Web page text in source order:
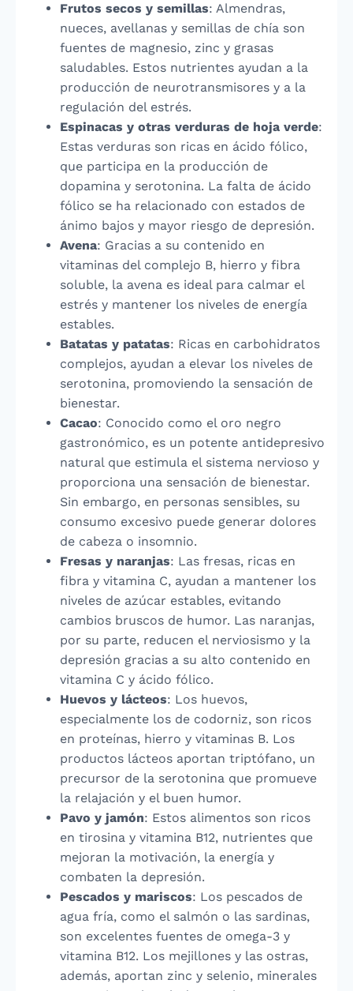
Frutos secos y semillas: Almendras,
nueces, avellanas y semillas de chía son
fuentes de magnesio, zinc y grasas
saludables. Estos nutrientes ayudan a la
producción de neurotransmisores y a la
regulación del estrés.
Espinacas y otras verduras de hoja verde:
Estas verduras son ricas en ácido fólico,
que participa en la producción de
dopamina y serotonina. La falta de ácido
fólico se ha relacionado con estados de
ánimo bajos y mayor riesgo de depresión.
Avena: Gracias a su contenido en
vitaminas del complejo B, hierro y fibra
soluble, la avena es ideal para calmar el
estrés y mantener los niveles de energía
estables.
Batatas y patatas: Ricas en carbohidratos
complejos, ayudan a elevar los niveles de
serotonina, promoviendo la sensación de
bienestar.
Cacao: Conocido como el oro negro
gastronómico, es un potente antidepresivo
natural que estimula el sistema nervioso y
proporciona una sensación de bienestar.
Sin embargo, en personas sensibles, su
consumo excesivo puede generar dolores
de cabeza o insomnio.
Fresas y naranjas: Las fresas, ricas en
fibra y vitamina C, ayudan a mantener los
niveles de azúcar estables, evitando
cambios bruscos de humor. Las naranjas,
por su parte, reducen el nerviosismo y la
depresión gracias a su alto contenido en
vitamina C y ácido fólico.
Huevos y lácteos: Los huevos,
especialmente los de codorniz, son ricos
en proteínas, hierro y vitaminas B. Los
productos lácteos aportan triptófano, un
precursor de la serotonina que promueve
la relajación y el buen humor.
Pavo y jamón: Estos alimentos son ricos
en tirosina y vitamina B12, nutrientes que
mejoran la motivación, la energía y
combaten la depresión.
Pescados y mariscos: Los pescados de
agua fría, como el salmón o las sardinas,
son excelentes fuentes de omega-3 y
vitamina B12. Los mejillones y las ostras,
además, aportan zinc y selenio, minerales